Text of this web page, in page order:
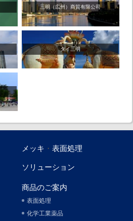
三明（広州）商貿有限公司
タイ三明
メッキ ・表面処理
ソリューション
商品のご案内
表面処理
化学工業薬品